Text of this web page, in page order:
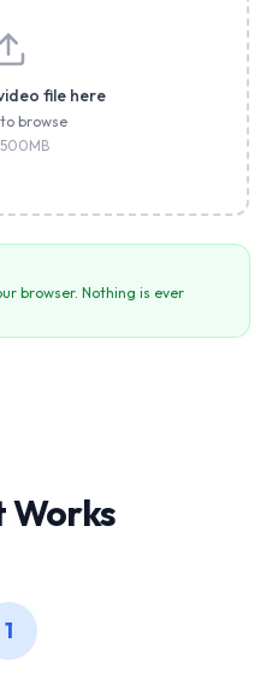
file here
browse
500MB
browser. Nothing is ever
Works
1